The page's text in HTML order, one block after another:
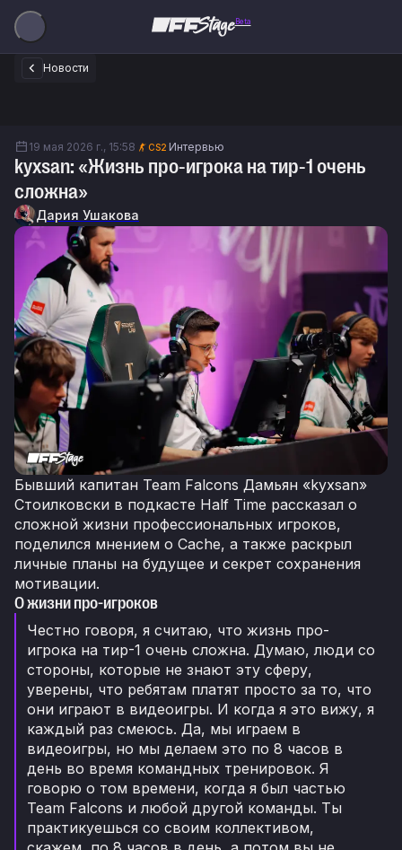
Beta
Новости
19 мая 2026 г., 15:58 CS2 Интервью
kyxsan: «Жизнь про-игрока на тир-1 очень
сложна»
Дария Ушакова
Бывший капитан Team Falcons Дамьян «kyxsan»
Стоилковски в подкасте Half Time рассказал о
сложной жизни профессиональных игроков,
поделился мнением о Cache, а также раскрыл
личные планы на будущее и секрет сохранения
мотивации.
О жизни про-игроков
Честно говоря, я считаю, что жизнь про-
игрока на тир-1 очень сложна. Думаю, люди со
стороны, которые не знают эту сферу,
уверены, что ребятам платят просто за то, что
они играют в видеоигры. И когда я это вижу, я
каждый раз смеюсь. Да, мы играем в
видеоигры, но мы делаем это по 8 часов в
день во время командных тренировок. Я
говорю о том времени, когда я был частью
Team Falcons и любой другой команды. Ты
практикуешься со своим коллективом,